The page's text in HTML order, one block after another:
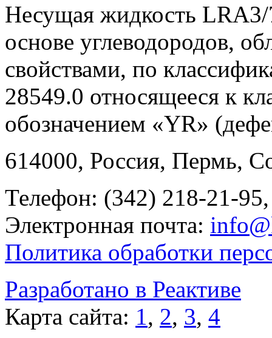
Несущая жидкость LRA3/
основе углеводородов,
свойствами, по
28549.0 относящееся к
обозначением «YR»
614000, Россия, Пермь,
Телефон: (342) 218-21-
Электронная почта:
Политика обработки
Разработано в Реактиве
Карта сайта: 1, 2, 3, 4